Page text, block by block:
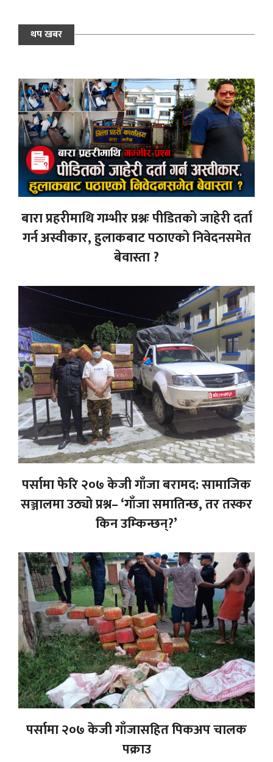
थप खबर
बारा प्रहरीमाथि गम्भीर प्रश्नः पीडितको जाहेरी दर्ता
गर्न अस्वीकार, हुलाकबाट पठाएको निवेदनसमेत
बेवास्ता ?
पर्सामा फेरि २०७ केजी गाँजा बरामद: सामाजिक
सञ्जालमा उठ्यो प्रश्न– ‘गाँजा समातिन्छ, तर तस्कर
किन उम्किन्छन्?’
पर्सामा २०७ केजी गाँजासहित पिकअप चालक
पक्राउ